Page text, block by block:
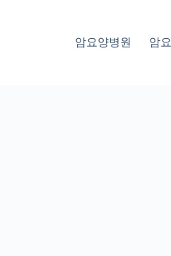
암요양병원 암